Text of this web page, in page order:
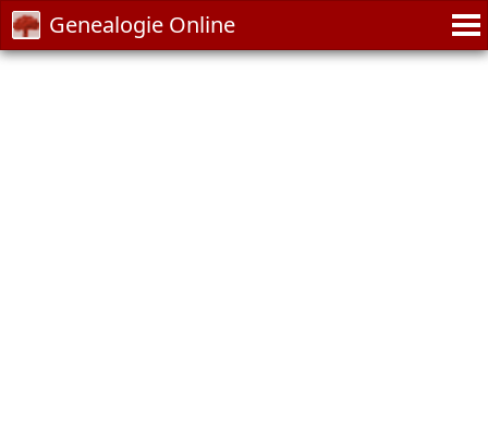
Genealogie Online